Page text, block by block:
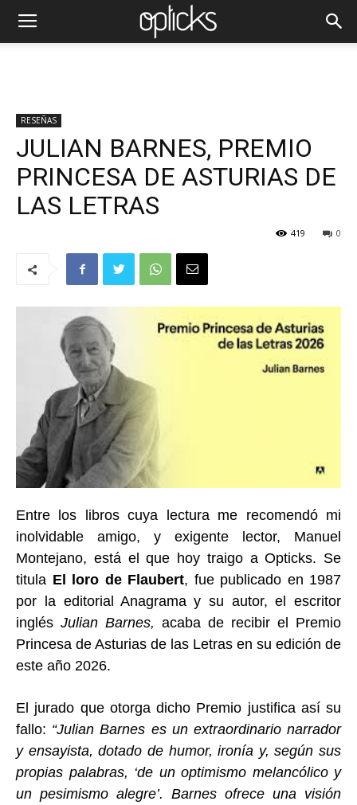
RESEÑAS
JULIAN BARNES, PREMIO
PRINCESA DE ASTURIAS DE
LAS LETRAS
0
419
Entre los libros cuya lectura me recomendó mi
inolvidable amigo, y exigente lector, Manuel
Montejano, está el que hoy traigo a Opticks. Se
titula El loro de Flaubert, fue publicado en 1987
por la editorial Anagrama y su autor, el escritor
inglés Julian Barnes, acaba de recibir el Premio
Princesa de Asturias de las Letras en su edición de
este año 2026.
El jurado que otorga dicho Premio justifica así su
fallo: “Julian Barnes es un extraordinario narrador
y ensayista, dotado de humor, ironía y, según sus
propias palabras, ‘de un optimismo melancólico y
un pesimismo alegre’. Barnes ofrece una visión